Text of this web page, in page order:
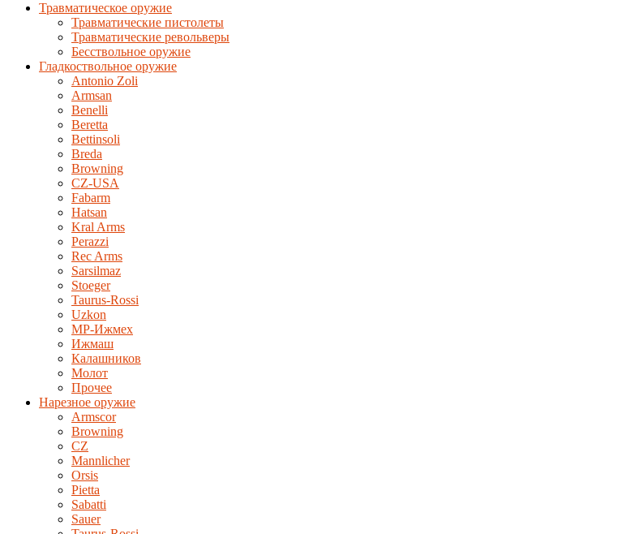
Травматическое оружие
Травматические пистолеты
Травматические револьверы
Бесствольное оружие
Гладкоствольное оружие
Antonio Zoli
Armsan
Benelli
Beretta
Bettinsoli
Breda
Browning
CZ-USA
Fabarm
Hatsan
Kral Arms
Perazzi
Rec Arms
Sarsilmaz
Stoeger
Taurus-Rossi
Uzkon
MP-Ижмех
Ижмаш
Калашников
Молот
Прочее
Нарезное оружие
Armscor
Browning
CZ
Mannlicher
Orsis
Pietta
Sabatti
Sauer